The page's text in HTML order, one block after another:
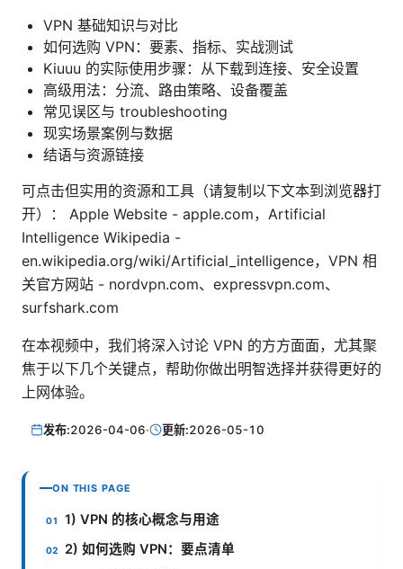
VPN 基础知识与对比
如何选购 VPN：要素、指标、实战测试
Kiuuu 的实际使用步骤：从下载到连接、安全设置
高级用法：分流、路由策略、设备覆盖
常见误区与 troubleshooting
现实场景案例与数据
结语与资源链接
可点击但实用的资源和工具（请复制以下文本到浏览器打
开）： Apple Website - apple.com，Artificial
Intelligence Wikipedia -
en.wikipedia.org/wiki/Artificial_intelligence，VPN 相
关官方网站 - nordvpn.com、expressvpn.com、
surfshark.com
在本视频中，我们将深入讨论 VPN 的方方面面，尤其聚
焦于以下几个关键点，帮助你做出明智选择并获得更好的
上网体验。
发布:2026-04-06· 更新:2026-05-10
ON THIS PAGE
1) VPN 的核心概念与用途
2) 如何选购 VPN：要点清单